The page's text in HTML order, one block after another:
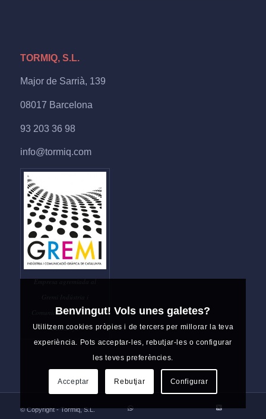
TORMIQ, S.L.
Major de Sarrià, 139
08017 Barcelona
93 203 36 98
info@tormiq.com
Empresa agremiada al
Comunicació Gràfica de
Catalunya
© Copyright - Tormiq, S.L.
Benvingut! Vols unes galetes?
Utilitzem cookies pròpies i de tercers per millorar la teva
experiència. Pots acceptar-les, rebutjar-les o configurar
les teves preferències.
Acceptar Rebutjar Configurar